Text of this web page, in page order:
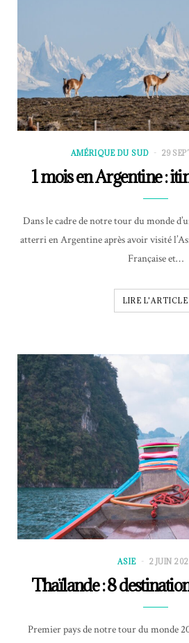
AMÉRIQUE DU SUD 29
1 mois en Argentine :
Dans le cadre de notre tour du monde
atterri en Argentine après avoir visité
Française et…
LIRE L'ARTICLE
ASIE 2 JUIN
Thaïlande : 8
Premier pays de notre tour du monde